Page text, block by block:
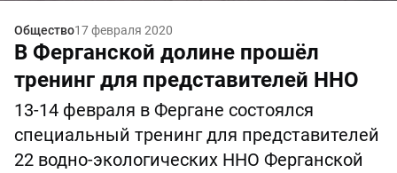
Общество17 февраля 2020
В Ферганской долине прошёл
тренинг для представителей ННО
13-14 февраля в Фергане состоялся
специальный тренинг для представителей
22 водно-экологических ННО Ферганской